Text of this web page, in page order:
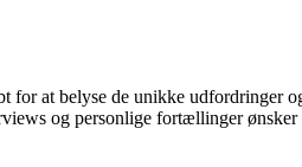
for at belyse de unikke udfordringer
og personlige fortællinger